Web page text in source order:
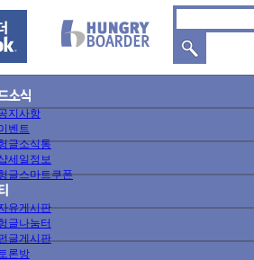
지사항
벤트
글소식통
세일정보
글스마트쿠폰
유게시판
글나눔터
글게시판
론방